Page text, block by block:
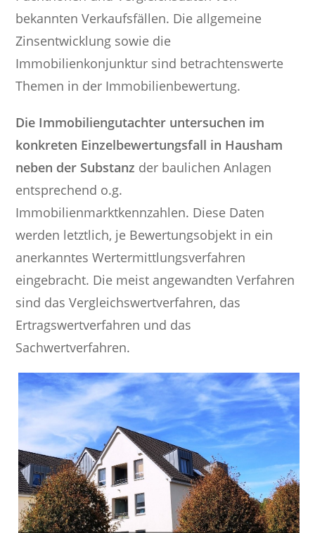
bekannten Verkaufsfällen. Die allgemeine
Zinsentwicklung sowie die
Immobilienkonjunktur sind betrachtenswerte
Themen in der Immobilienbewertung.
Die Immobiliengutachter untersuchen im
konkreten Einzelbewertungsfall in Hausham
neben der Substanz der baulichen Anlagen
entsprechend o.g.
Immobilienmarktkennzahlen. Diese Daten
werden letztlich, je Bewertungsobjekt in ein
anerkanntes Wertermittlungsverfahren
eingebracht. Die meist angewandten Verfahren
sind das Vergleichswertverfahren, das
Ertragswertverfahren und das
Sachwertverfahren.